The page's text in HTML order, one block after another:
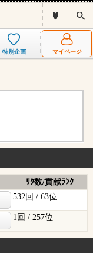
リ
ス
と
索
特別企画 マイページ
ﾘｸ数/貢献ﾗﾝｸ
532回 / 63位
1回 / 257位